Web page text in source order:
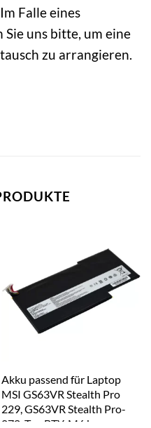
Falle eines
uns bitte, um eine
zu arrangieren.
Akku passend für Laptop
MSI GS63VR Stealth Pro
229, GS63VR Stealth Pro-
078, Typ BTY-M6J